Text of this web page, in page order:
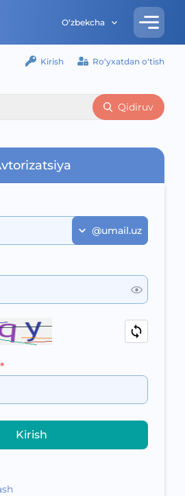
O‘zbekcha
Kirish Ro‘yxatdan o‘tish
Qidiruv
@umail.uz
*
Kirish